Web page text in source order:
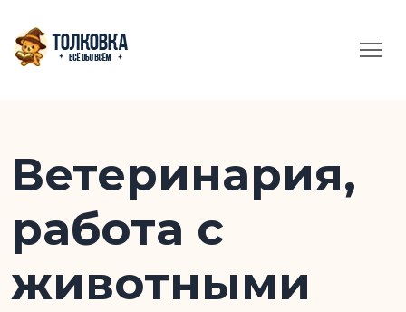
Ветеринария,
работа с
животными